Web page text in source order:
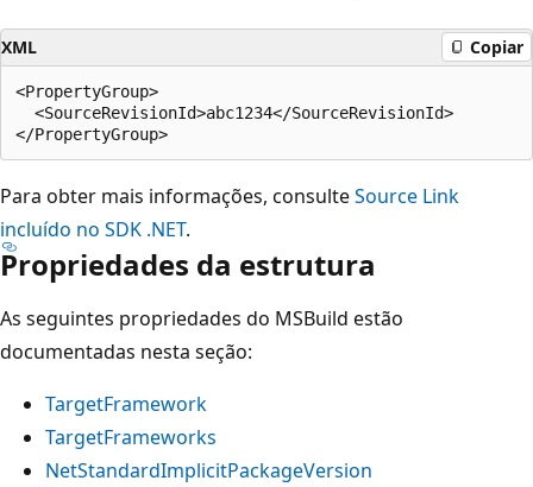
XML Copiar
<PropertyGroup>
  <SourceRevisionId>abc1234</SourceRevisionId>
Para obter mais informações, consulteSource Link
incluído no SDK .NET.
Propriedades da estrutura
As seguintes propriedades do MSBuild estão
documentadas nesta seção:
TargetFramework
TargetFrameworks
NetStandardImplicitPackageVersion